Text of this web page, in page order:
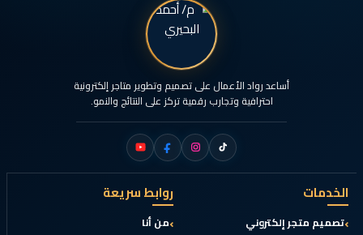
أساعد رواد الأعمال على تصميم وتطوير متاجر إلكترونية
احترافية وتجارب رقمية تركز على النتائج والنمو.
روابط سريعة
من أنا
الخدمات
تصميم متجر إلكتروني